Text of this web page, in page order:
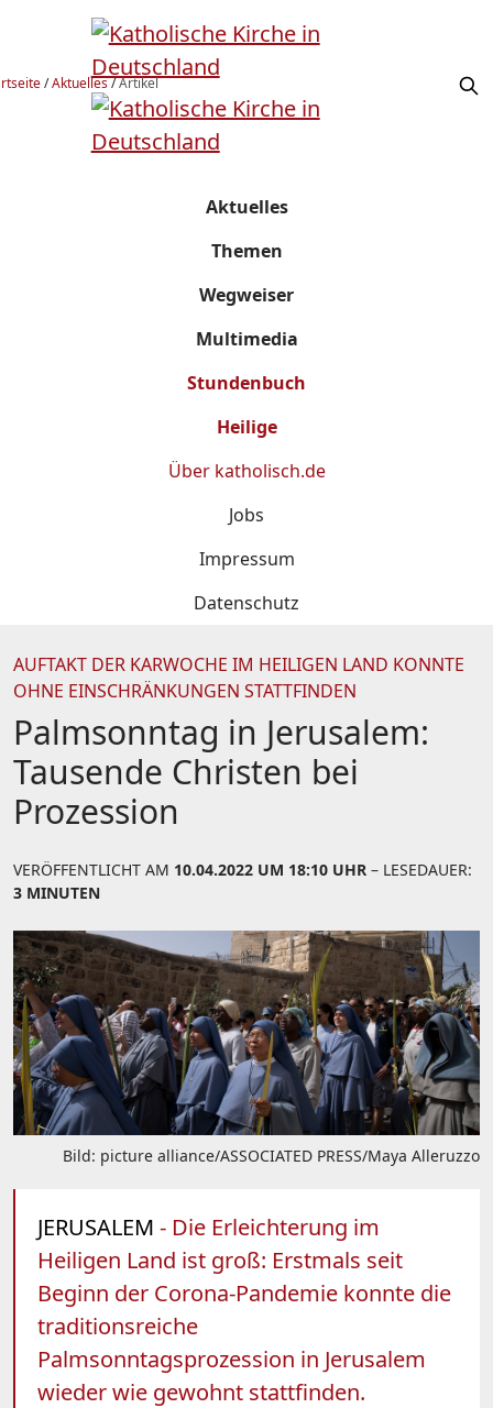
/Aktuelles/Artikel
Aktuelles
Themen
Wegweiser
Multimedia
Stundenbuch
Heilige
Über katholisch.de
Jobs
Impressum
Datenschutz
AUFTAKT DER KARWOCHE IM HEILIGEN LAND KONNTE
OHNE EINSCHRÄNKUNGEN STATTFINDEN
Palmsonntag in Jerusalem:
Tausende Christen bei
Prozession
VERÖFFENTLICHT AM 10.04.2022 UM 18:10 UHR – LESEDAUER:
3 MINUTEN
Bild: picture alliance/ASSOCIATED PRESS/Maya Alleruzzo
JERUSALEM - Die Erleichterung im
Heiligen Land ist groß: Erstmals seit
Beginn der Corona-Pandemie konnte die
traditionsreiche
Palmsonntagsprozession in Jerusalem
wieder wie gewohnt stattfinden.